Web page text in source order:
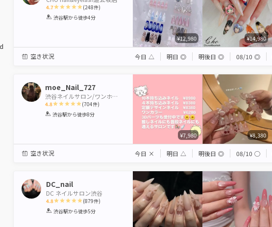
4.7
1 2 3 4 5
(248件)
渋谷駅から徒歩4分
¥12,980 ¥14,980
空き状況 今日 △ 明日 ◎ 明後日 ◎ 08/10 ◎
moe_Nail_727
渋谷ネイルサロン/ワンホン/ちゅるん/ピンク/推しネイル
4.8
1 2 3 4 5
(704件)
渋谷駅から徒歩8分
¥7,980 ¥8,380
空き状況 今日 × 明日 △ 明後日 ◎ 08/10 ◯
DC_nail
DC ネイルサロン渋谷
4.8
1 2 3 4 5
(879件)
渋谷駅から徒歩5分